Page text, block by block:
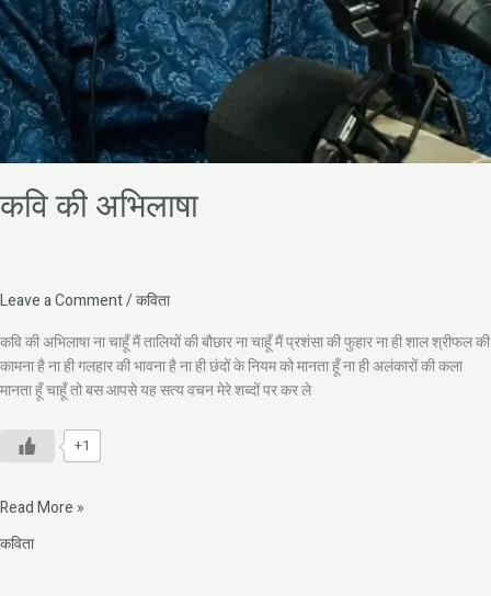
कवि की अभिलाषा
Leave a Comment/कविता
कवि की अभिलाषा ना चाहूँ मैं तालियों की बौछार ना चाहूँ मैं प्रशंसा की फुहार ना ही शाल श्रीफल की
कामना है ना ही गलहार की भावना है ना ही छंदों के नियम को मानता हूँ ना ही अलंकारों की कला
मानता हूँ चाहूँ तो बस आपसे यह सत्य वचन मेरे शब्दों पर कर ले
+1
Read More »
कविता